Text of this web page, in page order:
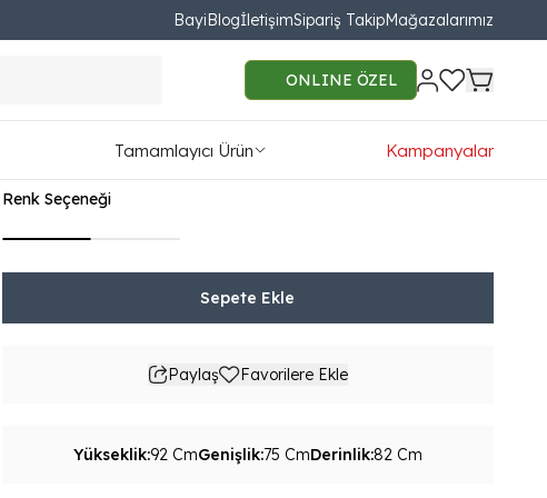
BayiBlogİletişimSipariş TakipMağazalarımız
ONLINE ÖZEL
Tamamlayıcı Ürün Kampanyalar
1,023.54TL'den başlayan taksit seçenekleri
Renk Seçeneği
Sepete Ekle
Paylaş Favorilere Ekle
Yükseklik:92 CmGenişlik:75 CmDerinlik:82 Cm